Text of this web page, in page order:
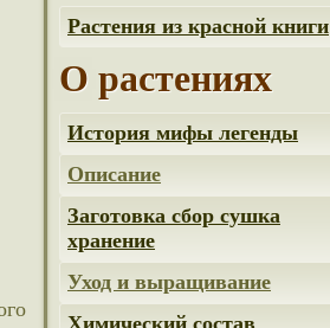
Растения из красной книги
О растениях
История мифы легенды
Описание
Заготовка сбор сушка
хранение
Уход и выращивание
Химический состав